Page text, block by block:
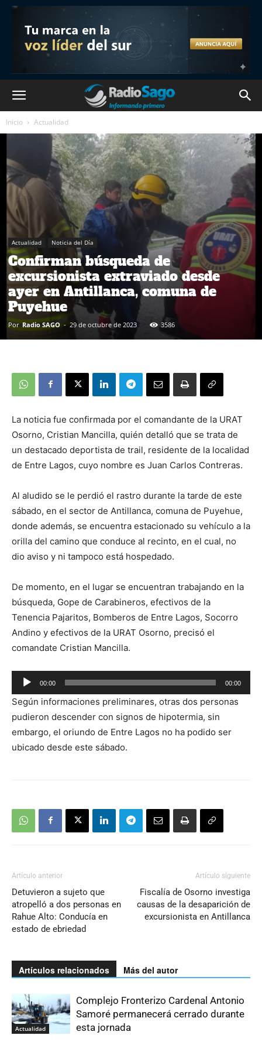
Inicio Actualidad
Actualidad Noticia del Día
Confirman búsqueda de
excursionista extraviado desde
ayer en Antillanca, comuna de
Puyehue
Por Radio SAGO - 29 de octubre de 2023 3586
La noticia fue confirmada por el comandante de la URAT
Osorno, Cristian Mancilla, quién detalló que se trata de
un destacado deportista de trail, residente de la localidad
de Entre Lagos, cuyo nombre es Juan Carlos Contreras.
Al aludido se le perdió el rastro durante la tarde de este
sábado, en el sector de Antillanca, comuna de Puyehue,
donde además, se encuentra estacionado su vehículo a la
orilla del camino que conduce al recinto, en el cual, no
dio aviso y ni tampoco está hospedado.
De momento, en el lugar se encuentran trabajando en la
búsqueda, Gope de Carabineros, efectivos de la
Tenencia Pajaritos, Bomberos de Entre Lagos, Socorro
Andino y efectivos de la URAT Osorno, precisó el
comandate Cristian Mancilla.
Reproductor
de
audio
00:00 00:00
Según informaciones preliminares, otras dos personas
pudieron descender con signos de hipotermia, sin
embargo, el oriundo de Entre Lagos no ha podido ser
ubicado desde este sábado.
Artículo anterior
Detuvieron a sujeto que
atropelló a dos personas en
Rahue Alto: Conducía en
estado de ebriedad
Artículo siguiente
Fiscalía de Osorno investiga
causas de la desaparición de
excursionista en Antillanca
Artículos relacionados Más del autor
Actualidad
Complejo Fronterizo Cardenal Antonio
Samoré permanecerá cerrado durante
esta jornada